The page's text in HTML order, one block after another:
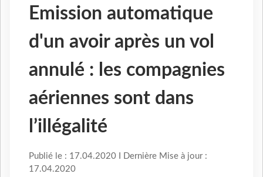
Emission automatique
d'un avoir après un vol
annulé : les compagnies
aériennes sont dans
l’illégalité
Publié le : 17.04.2020 I Dernière Mise à jour :
17.04.2020